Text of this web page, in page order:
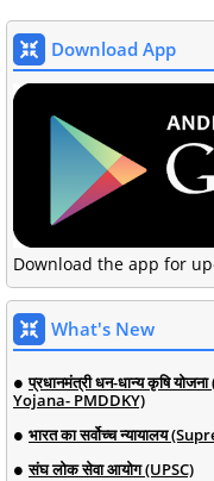
Download App
Download the app for
What's New
प्रधानमंत्री धन-धान्य कृषि
Yojana- PMDDKY)
भारत का सर्वोच्च न्यायालय
संघ लोक सेवा आयोग (UPSC)